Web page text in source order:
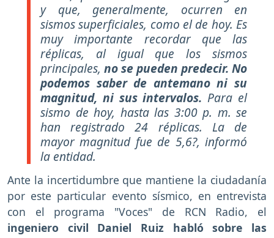
y que, generalmente, ocurren en
sismos superficiales, como el de hoy. Es
muy importante recordar que las
réplicas, al igual que los sismos
principales, no se pueden predecir. No
podemos saber de antemano ni su
magnitud, ni sus intervalos. Para el
sismo de hoy, hasta las 3:00 p. m. se
han registrado 24 réplicas. La de
mayor magnitud fue de 5,6?, informó
la entidad.
Ante la incertidumbre que mantiene la ciudadanía
por este particular evento sísmico, en entrevista
con el programa "Voces" de RCN Radio, el
ingeniero civil Daniel Ruiz habló sobre las